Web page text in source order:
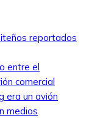
reportados
entre el
comercial
era un avión
medios